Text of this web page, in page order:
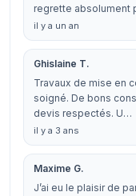
regrette absolument
il y a un an
Ghislaine T.
Travaux de mise en
soigné. De bons
devis respectés. U…
il y a 3 ans
Maxime G.
J’ai eu le plaisir de